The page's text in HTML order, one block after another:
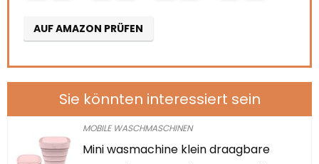
Sie könnten interessiert sein
MOBILE WASCHMASCHINEN
Mini wasmachine klein draagbare